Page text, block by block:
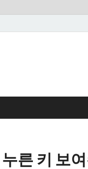
른 키 보